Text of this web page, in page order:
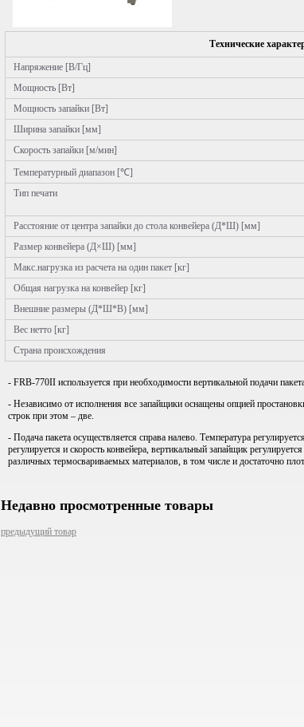
Технические
Напряжение [В/Гц]
Мощность [Вт]
Мощность запайки [Вт]
Ширина запайки [мм]
Скорость запайки [м/мин]
Температурный диапазон [℃]
Тип печати
Расстояние от центра запайки до стола конвейера (Д*Ш) [мм]
Размер конвейера (Д×Ш) [мм]
Макс.нагрузка из расчета на один пакет [кг]
Общая нагрузка на конвейер [кг]
Внешние размеры (Д*Ш*В) [мм]
Вес нетто [кг]
Страна происхождения
- FRB-770II используется при необходимости вертикальной подачи
- Независимо от исполнения все запайщики оснащены опцией
строк при этом – две.
- Подача пакета осуществляется справа налево. Температура
регулируется и скорость конвейера, вертикальный запайщик
различных термосвариваемых материалов, в том числе и достаточно
Недавно просмотренные товары
предыдущий товар